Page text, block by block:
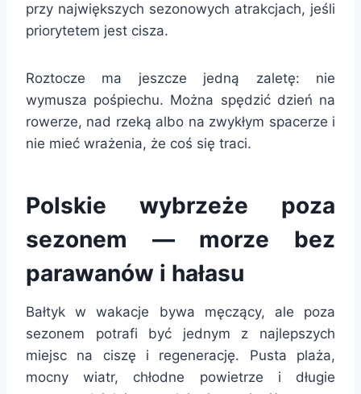
przy największych sezonowych atrakcjach, jeśli
priorytetem jest cisza.
Roztocze ma jeszcze jedną zaletę: nie
wymusza pośpiechu. Można spędzić dzień na
rowerze, nad rzeką albo na zwykłym spacerze i
nie mieć wrażenia, że coś się traci.
Polskie wybrzeże poza
sezonem — morze bez
parawanów i hałasu
Bałtyk w wakacje bywa męczący, ale poza
sezonem potrafi być jednym z najlepszych
miejsc na ciszę i regenerację. Pusta plaża,
mocny wiatr, chłodne powietrze i długie